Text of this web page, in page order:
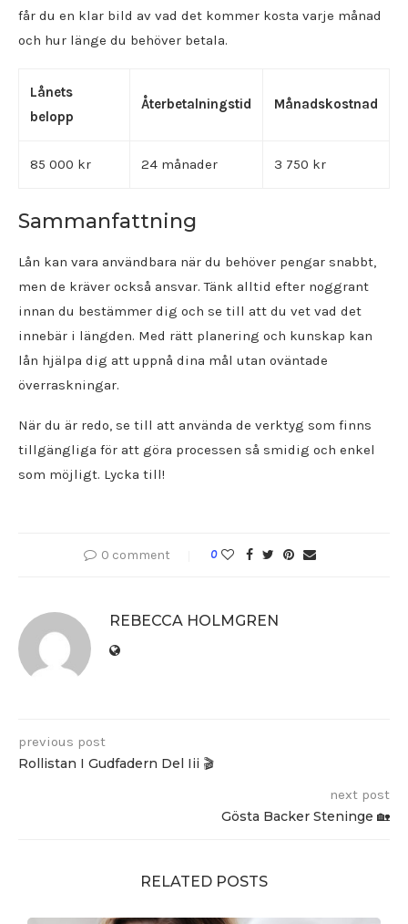
får du en klar bild av vad det kommer kosta varje månad
och hur länge du behöver betala.
Lånets
belopp
Återbetalningstid Månadskostnad
85 000 kr 24 månader 3 750 kr
Sammanfattning
Lån kan vara användbara när du behöver pengar snabbt,
men de kräver också ansvar. Tänk alltid efter noggrant
innan du bestämmer dig och se till att du vet vad det
innebär i längden. Med rätt planering och kunskap kan
lån hjälpa dig att uppnå dina mål utan oväntade
överraskningar.
När du är redo, se till att använda de verktyg som finns
tillgängliga för att göra processen så smidig och enkel
som möjligt. Lycka till!
0 comment 0
REBECCA HOLMGREN
previous post
Rollistan I Gudfadern Del Iii 🎬
next post
Gösta Backer Steninge 🏡
RELATED POSTS